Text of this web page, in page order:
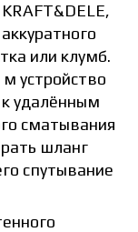
или клумб.
устройство
удалённым
сматывания
шланг
спутывание